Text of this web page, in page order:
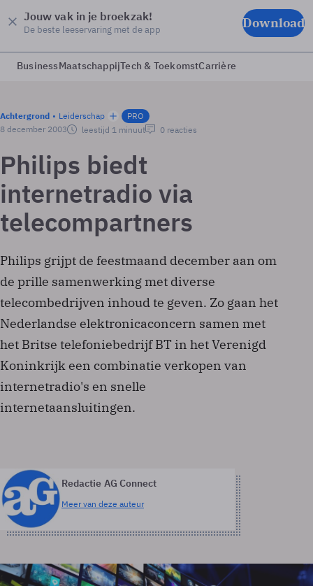
Jouw vak in je broekzak!
De beste leeservaring met de app Download
BusinessMaatschappijTech & ToekomstCarrière
Achtergrond Leiderschap
PRO
8 december 2003
leestijd 1 minuut 0 reacties
Philips biedt
internetradio via
telecompartners
Philips grijpt de feestmaand december aan om
de prille samenwerking met diverse
telecombedrijven inhoud te geven. Zo gaan het
Nederlandse elektronicaconcern samen met
het Britse telefoniebedrijf BT in het Verenigd
Koninkrijk een combinatie verkopen van
internetradio's en snelle
internetaansluitingen.
Redactie AG Connect
Meer van deze auteur